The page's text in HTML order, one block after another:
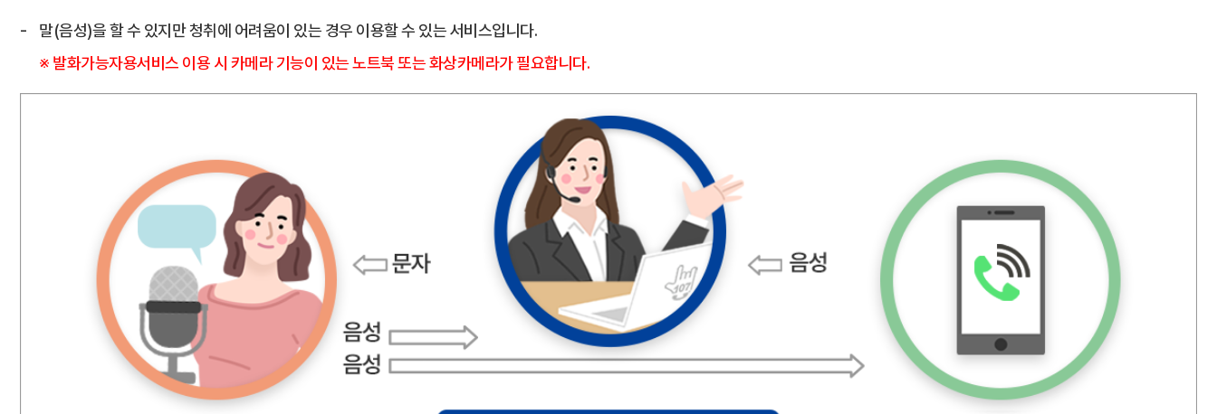
말(음성)을 할 수 있지만 청취에 어려움이 있는 경우 이용할 수 있는 서비스입니다.
※ 발화가능자용서비스 이용 시 카메라 기능이 있는 노트북 또는 화상카메라가 필요합니다.